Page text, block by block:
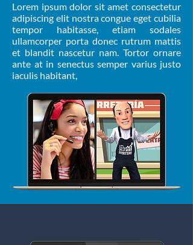
Lorem ipsum dolor sit amet consectetur
adipiscing elit nostra congue eget cubilia
tempor habitasse, etiam sodales
ullamcorper porta donec rutrum mattis
et blandit nascetur nam. Tortor ornare
ante at in senectus semper varius justo
iaculis habitant,